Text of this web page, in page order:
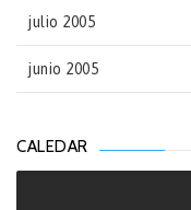
julio 2005
junio 2005
CALEDAR